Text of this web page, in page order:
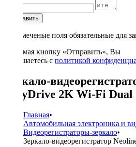
Отправить
* - отмеченые поля обязательные для
Нажимая кнопку «Отправить», Вы
соглашаетесь с политикой
Зеркало-
EasyDrive 2K Wi-Fi Dual
Главная•
Автомобильная электроника и
Видеорегистраторы-зеркало•
Зеркало-видеорегистратор